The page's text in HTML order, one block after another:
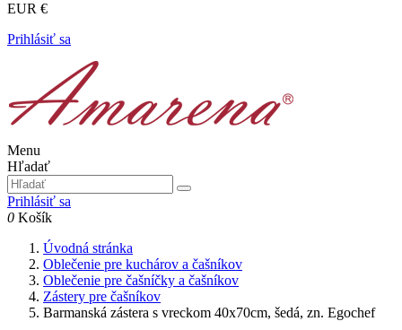
EUR €
Prihlásiť sa
Menu
Hľadať
Prihlásiť sa
0 Košík
Úvodná stránka
Oblečenie pre kuchárov a čašníkov
Oblečenie pre čašníčky a čašníkov
Zástery pre čašníkov
Barmanská zástera s vreckom 40x70cm, šedá, zn. Egochef